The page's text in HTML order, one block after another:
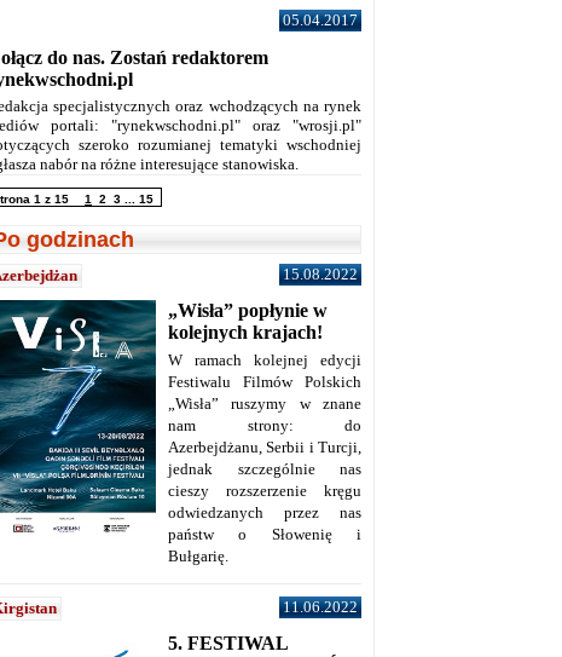
05.04.2017
do nas. Zostań redaktorem
specjalistycznych oraz wchodzących na rynek
portali: "rynekwschodni.pl" oraz "wrosji.pl"
szeroko rozumianej tematyki wschodniej
nabór na różne interesujące stanowiska.
1 z 15 1 2 3 15
godzinach
15.08.2022
„Wisła” popłynie w
kolejnych krajach!
W ramach kolejnej edycji
Festiwalu Filmów Polskich
„Wisła” ruszymy w znane
nam strony: do
Azerbejdżanu, Serbii i Turcji,
jednak szczególnie nas
cieszy rozszerzenie kręgu
odwiedzanych przez nas
państw o Słowenię i
Bułgarię.
11.06.2022
5. FESTIWAL